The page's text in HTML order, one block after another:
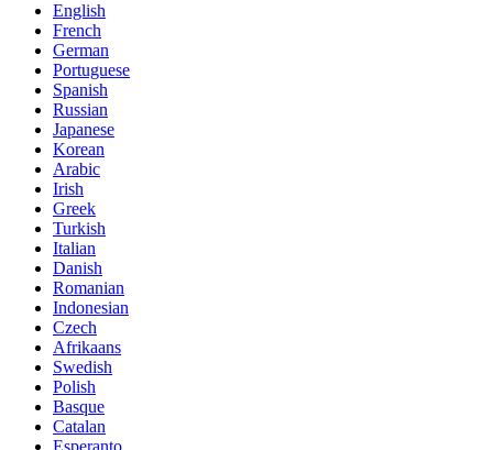
English
French
German
Portuguese
Spanish
Russian
Japanese
Korean
Arabic
Irish
Greek
Turkish
Italian
Danish
Romanian
Indonesian
Czech
Afrikaans
Swedish
Polish
Basque
Catalan